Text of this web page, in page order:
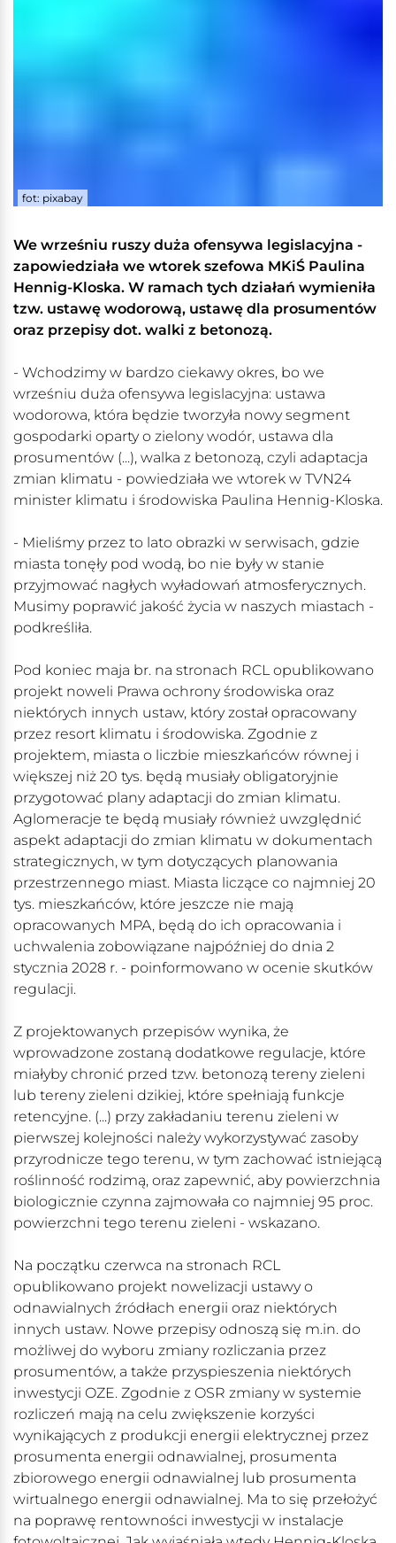
fot: pixabay
We wrześniu ruszy duża ofensywa legislacyjna -
zapowiedziała we wtorek szefowa MKiŚ Paulina
Hennig-Kloska. W ramach tych działań wymieniła
tzw. ustawę wodorową, ustawę dla prosumentów
oraz przepisy dot. walki z betonozą.
- Wchodzimy w bardzo ciekawy okres, bo we
wrześniu duża ofensywa legislacyjna: ustawa
wodorowa, która będzie tworzyła nowy segment
gospodarki oparty o zielony wodór, ustawa dla
prosumentów (...), walka z betonozą, czyli adaptacja
zmian klimatu - powiedziała we wtorek w TVN24
minister klimatu i środowiska Paulina Hennig-Kloska.
- Mieliśmy przez to lato obrazki w serwisach, gdzie
miasta tonęły pod wodą, bo nie były w stanie
przyjmować nagłych wyładowań atmosferycznych.
Musimy poprawić jakość życia w naszych miastach -
podkreśliła.
Pod koniec maja br. na stronach RCL opublikowano
projekt noweli Prawa ochrony środowiska oraz
niektórych innych ustaw, który został opracowany
przez resort klimatu i środowiska. Zgodnie z
projektem, miasta o liczbie mieszkańców równej i
większej niż 20 tys. będą musiały obligatoryjnie
przygotować plany adaptacji do zmian klimatu.
Aglomeracje te będą musiały również uwzględnić
aspekt adaptacji do zmian klimatu w dokumentach
strategicznych, w tym dotyczących planowania
przestrzennego miast. Miasta liczące co najmniej 20
tys. mieszkańców, które jeszcze nie mają
opracowanych MPA, będą do ich opracowania i
uchwalenia zobowiązane najpóźniej do dnia 2
stycznia 2028 r. - poinformowano w ocenie skutków
regulacji.
Z projektowanych przepisów wynika, że
wprowadzone zostaną dodatkowe regulacje, które
miałyby chronić przed tzw. betonozą tereny zieleni
lub tereny zieleni dzikiej, które spełniają funkcje
retencyjne. (...) przy zakładaniu terenu zieleni w
pierwszej kolejności należy wykorzystywać zasoby
przyrodnicze tego terenu, w tym zachować istniejącą
roślinność rodzimą, oraz zapewnić, aby powierzchnia
biologicznie czynna zajmowała co najmniej 95 proc.
powierzchni tego terenu zieleni - wskazano.
Na początku czerwca na stronach RCL
opublikowano projekt nowelizacji ustawy o
odnawialnych źródłach energii oraz niektórych
innych ustaw. Nowe przepisy odnoszą się m.in. do
możliwej do wyboru zmiany rozliczania przez
prosumentów, a także przyspieszenia niektórych
inwestycji OZE. Zgodnie z OSR zmiany w systemie
rozliczeń mają na celu zwiększenie korzyści
wynikających z produkcji energii elektrycznej przez
prosumenta energii odnawialnej, prosumenta
zbiorowego energii odnawialnej lub prosumenta
wirtualnego energii odnawialnej. Ma to się przełożyć
na poprawę rentowności inwestycji w instalacje